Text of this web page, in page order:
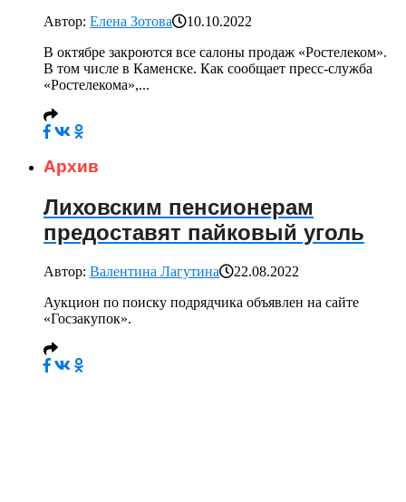
Автор: Елена Зотова
10.10.2022
В октябре закроются все салоны продаж «Ростелеком».
В том числе в Каменске. Как сообщает пресс-служба
«Ростелекома»,...
Архив
Лиховским пенсионерам
предоставят пайковый уголь
Автор: Валентина Лагутина
22.08.2022
Аукцион по поиску подрядчика объявлен на сайте
«Госзакупок».